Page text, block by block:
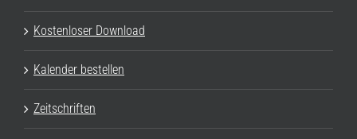
Kostenloser Download
Kalender bestellen
Zeitschriften